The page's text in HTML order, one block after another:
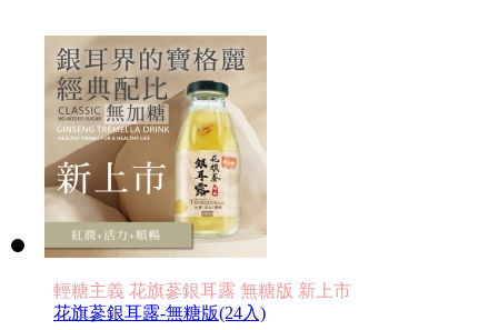
輕糖主義 花旗蔘銀耳露 無糖版 新上市
花旗蔘銀耳露-無糖版(24入)